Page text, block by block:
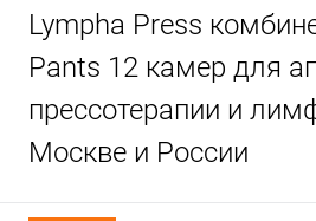
Lympha Press
Pants 12 камер для
прессотерапии и
Москве и России